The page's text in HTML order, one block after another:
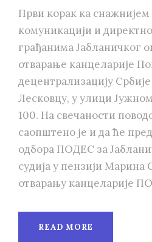
Први корак ка снажнијем
комуникацији и
грађанима Јабланичког
отварање канцеларије
децентрализацију
Лесковцу, у улици
100. На свечаности
саопштено је и да ће
одбора ПОДЕС за
судија у пензији
отварању канцеларије
READ MORE